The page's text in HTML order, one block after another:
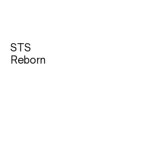
STS
Reborn